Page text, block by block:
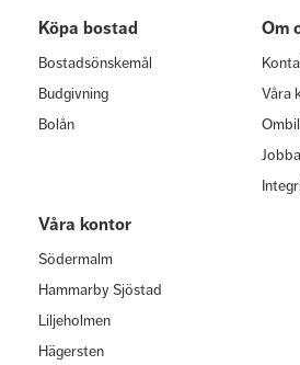
Köpa bostad
Bostadsönskemål
Budgivning
Bolån
Om
Våra
Våra kontor
Södermalm
Hammarby Sjöstad
Liljeholmen
Hägersten